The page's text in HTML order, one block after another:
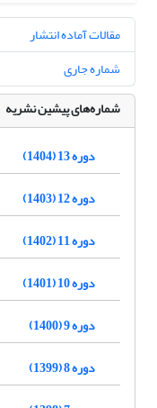
مقالات آماده انتشار
شماره جاری
شماره‌های پیشین نشریه
دوره 13 (1404)
دوره 12 (1403)
دوره 11 (1402)
دوره 10 (1401)
دوره 9 (1400)
دوره 8 (1399)